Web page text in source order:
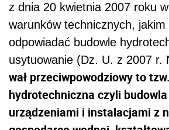
z dnia 20 kwietnia 2007 roku
warunków technicznych, jakim
odpowiadać budowle
usytuowanie (Dz. U. z 2007 r.
wał przeciwpowodziowy to
hydrotechniczna czyli
urządzeniami i instalacjami z